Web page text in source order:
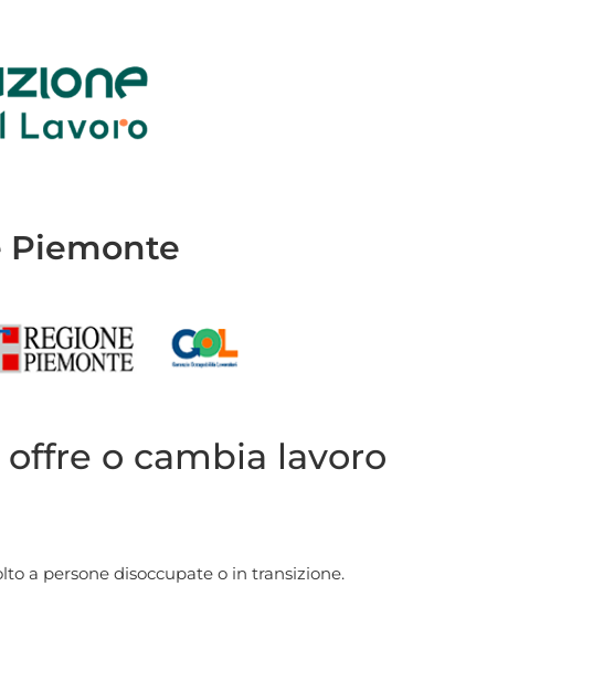
Piemonte
o cambia lavoro
a persone disoccupate o in transizione.